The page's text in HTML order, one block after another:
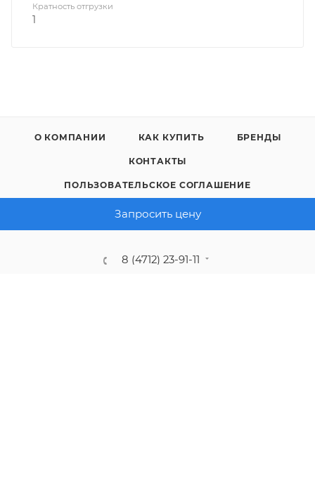
Запросить цену
Кратность отгрузки
1
О КОМПАНИИ КАК КУПИТЬ БРЕНДЫ
КОНТАКТЫ
ПОЛЬЗОВАТЕЛЬСКОЕ СОГЛАШЕНИЕ
ПОЛИТИКА КОНФИДЕНЦИАЛЬНОСТИ
8 (4712) 23-91-11